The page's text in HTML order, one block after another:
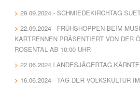
29.09.2024 - SCHMIEDEKIRCHTAG
22.09.2024 - FRÜHSHOPPEN BEIM
KARTRENNEN PRÄSENTIERT VON DER
ROSENTAL AB 10:00 UHR
22.06.2024 LANDESJÄGERTAG
16.06.2024 - TAG DER VOLKSKULTUR IM